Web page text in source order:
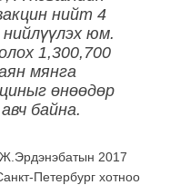
нийт 4
юм.
1,300,700
мянга
өнөөдөр
байна.
2017
Петербург хотноо